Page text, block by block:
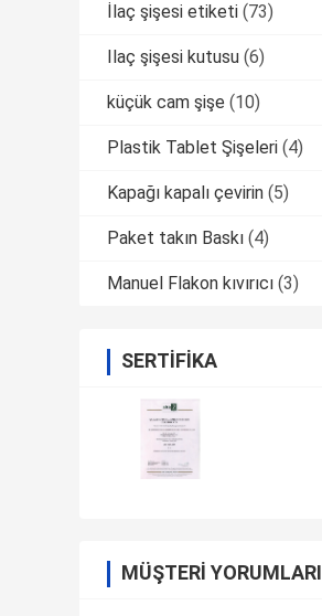
İlaç şişesi etiketi (73)
Ilaç şişesi kutusu (6)
küçük cam şişe (10)
Plastik Tablet Şişeleri (4)
Kapağı kapalı çevirin (5)
Paket takın Baskı (4)
Manuel Flakon kıvırıcı (3)
SERTIFIKA
MÜŞTERI YORUMLARI